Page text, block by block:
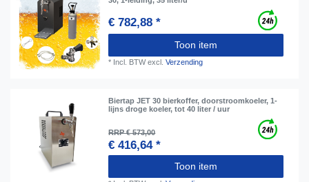
€ 782,88 *
Toon item
* Incl. BTWexcl.Verzending
Biertap JET 30 bierkoffer, doorstroomkoeler, 1-
lijns droge koeler, tot 40 liter / uur
RRP € 573,00
€ 416,64 *
Toon item